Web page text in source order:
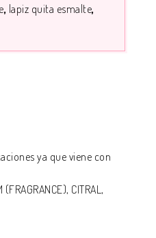
lapiz quita esmalte
ya que viene con
(FRAGRANCE), CITRAL,